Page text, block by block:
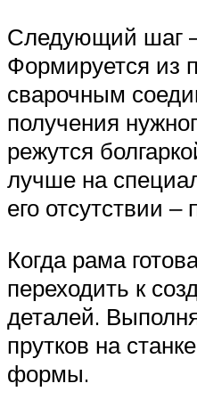
Следующий шаг
Формируется из
сварочным
получения
режутся
лучше на
его отсутствии ‒
Когда рама
переходить к
деталей.
прутков на
формы.